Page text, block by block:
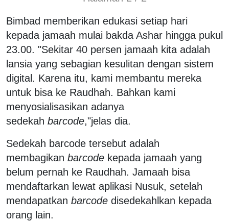
Bimbad memberikan edukasi setiap hari
kepada jamaah mulai bakda Ashar hingga pukul
23.00. "Sekitar 40 persen jamaah kita adalah
lansia yang sebagian kesulitan dengan sistem
digital. Karena itu, kami membantu mereka
untuk bisa ke Raudhah. Bahkan kami
menyosialisasikan adanya
sedekah barcode,"jelas dia.
Sedekah barcode tersebut adalah
membagikan barcode kepada jamaah yang
belum pernah ke Raudhah. Jamaah bisa
mendaftarkan lewat aplikasi Nusuk, setelah
mendapatkan barcode disedekahlkan kepada
orang lain.